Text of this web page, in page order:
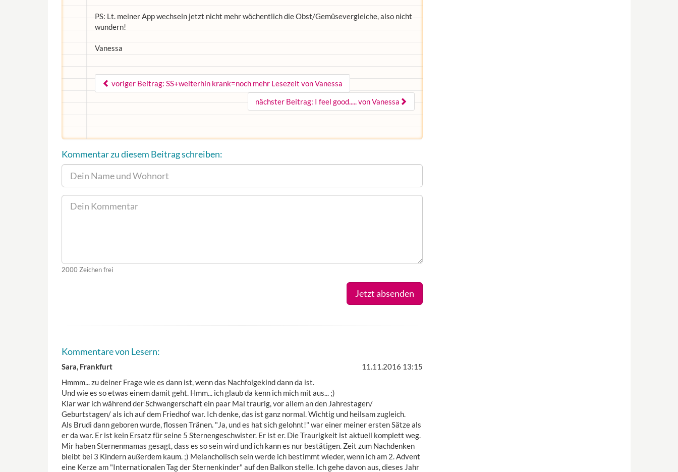
PS: Lt. meiner App wechseln jetzt nicht mehr wöchentlich die Obst/Gemüsevergleiche, also nicht
wundern!
Vanessa
voriger Beitrag: SS+weiterhin krank=noch mehr Lesezeit von Vanessa
nächster Beitrag: I feel good..... von Vanessa
Kommentar zu diesem Beitrag schreiben:
2000 Zeichen frei
Jetzt absenden
Kommentare von Lesern:
Sara, Frankfurt
11.11.2016 13:15
Hmmm... zu deiner Frage wie es dann ist, wenn das Nachfolgekind dann da ist.
Und wie es so etwas einem damit geht. Hmm... ich glaub da kenn ich mich mit aus... ;)
Klar war ich während der Schwangerschaft ein paar Mal traurig, vor allem an den Jahrestagen/
Geburtstagen/ als ich auf dem Friedhof war. Ich denke, das ist ganz normal. Wichtig und heilsam zugleich.
Als Brudi dann geboren wurde, flossen Tränen. "Ja, und es hat sich gelohnt!" war einer meiner ersten Sätze als
er da war. Er ist kein Ersatz für seine 5 Sternengeschwister. Er ist er. Die Traurigkeit ist aktuell komplett weg.
Mir haben Sternenmamas gesagt, dass es so sein wird und ich kann es nur bestätigen. Zeit zum Nachdenken
bleibt bei 3 Kindern außerdem kaum. ;) Melancholisch sein werde ich bestimmt wieder, wenn ich am 2. Advent
eine Kerze am "Internationalen Tag der Sternenkinder" auf den Balkon stelle. Ich gehe davon aus, dieses Jahr